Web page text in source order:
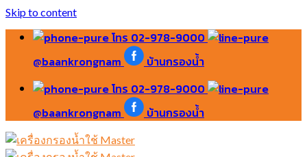
Skip to content
โทร 02-978-9000
@baankrongnam
บ้านกรองน้ำ
โทร 02-978-9000
@baankrongnam
บ้านกรองน้ำ